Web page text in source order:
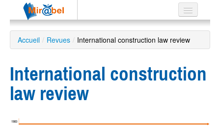
Le réseau
Soutien
Listes
Recherche
Accueil / Revues / International construction law review
International construction
law review
1983